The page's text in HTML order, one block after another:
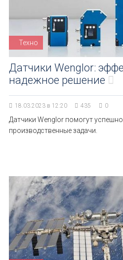
Техно
Датчики Wenglor:
надежное решение
18.03.2023 в 12:20 435 0
Датчики Wenglor помогут
производственные задачи.